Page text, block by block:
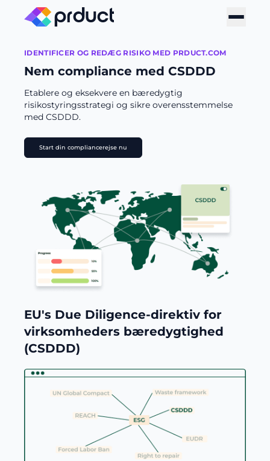
IDENTIFICER OG REDÆG RISIKO MED PRDUCT.COM
Nem compliance med CSDDD
Etablere og eksekvere en bæredygtig
risikostyringsstrategi og sikre overensstemmelse
med CSDDD.
Start din compliancerejse nu
EU's Due Diligence-direktiv for
virksomheders bæredygtighed
(CSDDD)